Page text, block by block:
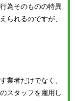
為そのものの特異
られるのですが、
業者だけでなく、
スタッフを雇用し